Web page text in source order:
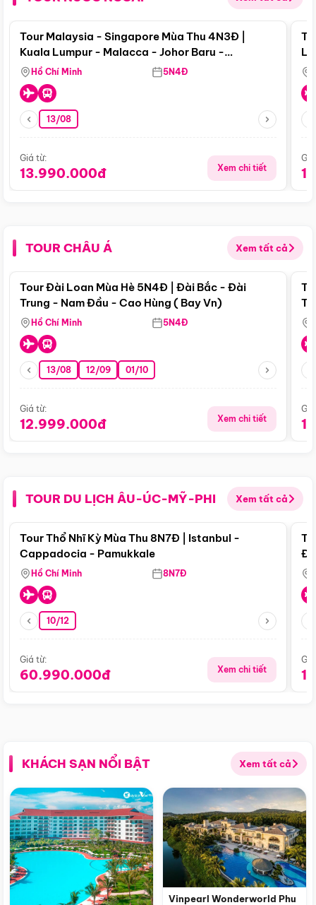
Điểm nổi bật
Tour Malaysia - Singapore Mùa Thu 4N3Đ |
Kuala Lumpur - Malacca - Johor Baru -
Singapore
Hồ Chí Minh 5N4Đ
13/08
Giá từ:
13.990.000đ Xem chi tiết
TOUR CHÂU Á Xem tất cả
Điểm nổi bật
Tour Đài Loan Mùa Hè 5N4Đ | Đài Bắc - Đài
Trung - Nam Đầu - Cao Hùng ( Bay Vn)
Hồ Chí Minh 5N4Đ
13/08 12/09 01/10
Giá từ:
12.999.000đ Xem chi tiết
TOUR DU LỊCH ÂU-ÚC-MỸ-PHI Xem tất cả
Điểm nổi bật
Tour Thổ Nhĩ Kỳ Mùa Thu 8N7Đ | Istanbul -
Cappadocia - Pamukkale
Hồ Chí Minh 8N7Đ
10/12
Giá từ:
60.990.000đ Xem chi tiết
KHÁCH SẠN NỔI BẬT Xem tất cả
Vinpearl Wonderworld Phu